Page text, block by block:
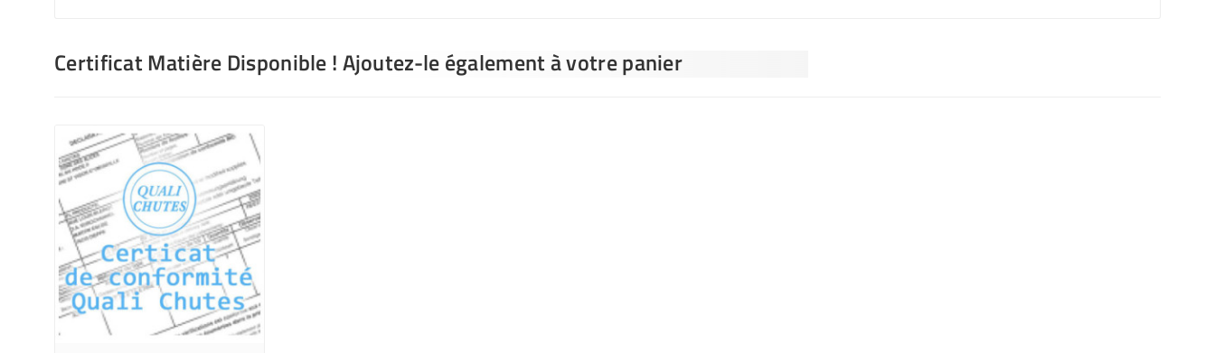
Certificat Matière Disponible ! Ajoutez-le également à votre panier